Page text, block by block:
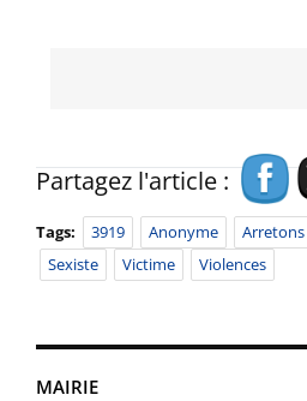
MAIRIE
Partagez l'article :
Tags: 3919 Anonyme Arretons
Sexiste
Victime Violences